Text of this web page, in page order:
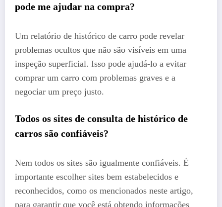
pode me ajudar na compra?
Um relatório de histórico de carro pode revelar
problemas ocultos que não são visíveis em uma
inspeção superficial. Isso pode ajudá-lo a evitar
comprar um carro com problemas graves e a
negociar um preço justo.
Todos os sites de consulta de histórico de
carros são confiáveis?
Nem todos os sites são igualmente confiáveis. É
importante escolher sites bem estabelecidos e
reconhecidos, como os mencionados neste artigo,
para garantir que você está obtendo informações